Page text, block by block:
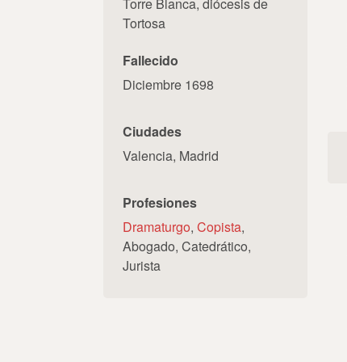
Tortosa
Fallecido
Diciembre 1698
Ciudades
Valencia, Madrid
Profesiones
Dramaturgo, Copista,
Abogado, Catedrático,
Jurista